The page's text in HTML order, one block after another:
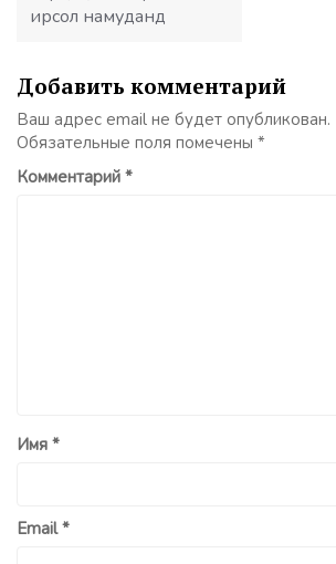
ирсол намуданд
Добавить комментарий
Ваш адрес email не будет опубликован.
Обязательные поля помечены *
Комментарий *
Имя *
Email*